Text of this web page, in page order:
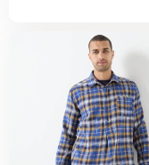
Súprava 2 košieľ:
+ bordó. Možno